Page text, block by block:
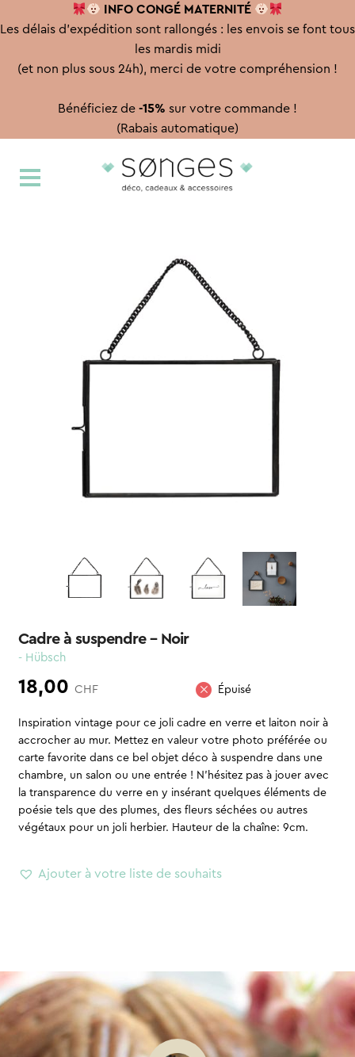
INFO CONGÉ MATERNITÉ
Les délais d'expédition sont rallongés : les envois se font tous
les mardis midi
(et non plus sous 24h), merci de votre compréhension !
Bénéficiez de -15% sur votre commande !
(Rabais automatique)
à
au
Cadre à suspendre – Noir
- Hübsch
18,00 CHF Épuisé
Inspiration vintage pour ce joli cadre en verre et laiton noir à
accrocher au mur. Mettez en valeur votre photo préférée ou
carte favorite dans ce bel objet déco à suspendre dans une
chambre, un salon ou une entrée ! N’hésitez pas à jouer avec
la transparence du verre en y insérant quelques éléments de
poésie tels que des plumes, des fleurs séchées ou autres
végétaux pour un joli herbier. Hauteur de la chaîne: 9cm.
Ajouter à votre liste de souhaits